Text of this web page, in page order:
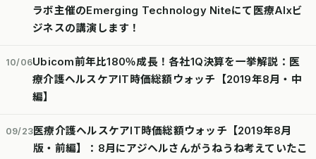
ラボ主催のEmerging Technology Niteにて医療AIxビ
ジネスの講演します！
10/06Ubicom前年比180％成長！各社1Q決算を一挙解説：医
療介護ヘルスケアIT時価総額ウォッチ【2019年8月・中
編】
09/23医療介護ヘルスケアIT時価総額ウォッチ【2019年8月
版・前編】：8月にアジヘルさんがうねうね考えていたこ